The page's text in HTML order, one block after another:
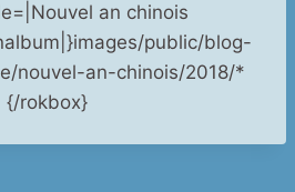
an chinois
public/blog-
nouvel-an-chinois/2018/*
{/rokbox}